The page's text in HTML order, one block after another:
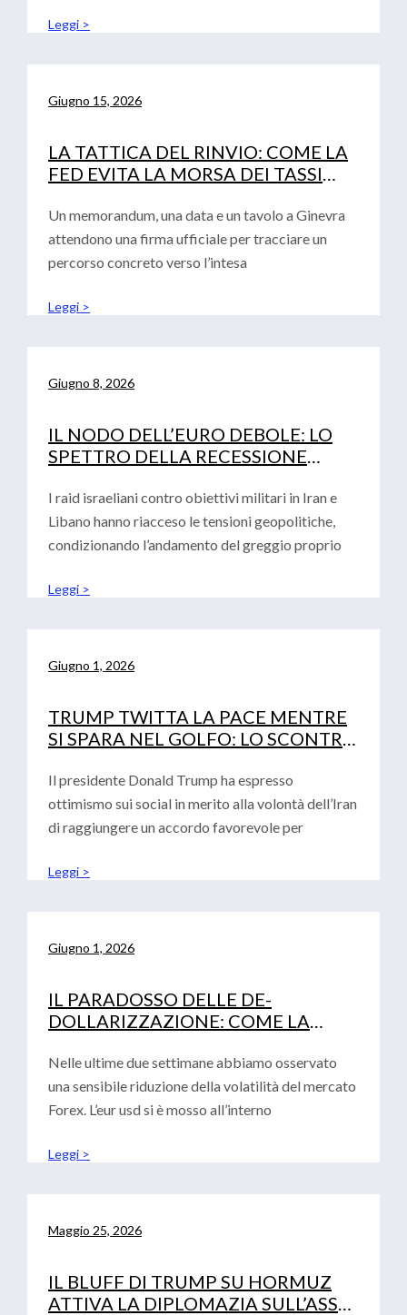
Leggi >
Giugno 15, 2026
LA TATTICA DEL RINVIO: COME LA
FED EVITA LA MORSA DEI TASSI
Un memorandum, una data e un tavolo a Ginevra
attendono una firma ufficiale per tracciare un
percorso concreto verso l’intesa
Leggi >
Giugno 8, 2026
IL NODO DELL’EURO DEBOLE: LO
SPETTRO DELLA RECESSIONE
DI INTERESSE BCE
I raid israeliani contro obiettivi militari in Iran e
Libano hanno riacceso le tensioni geopolitiche,
condizionando l’andamento del greggio proprio
Leggi >
Giugno 1, 2026
TRUMP TWITTA LA PACE MENTRE
SI SPARA NEL GOLFO: LO SCONTRO
DI WARSH
Il presidente Donald Trump ha espresso
ottimismo sui social in merito alla volontà dell’Iran
di raggiungere un accordo favorevole per
Leggi >
Giugno 1, 2026
IL PARADOSSO DELLE DE-
DOLLARIZZAZIONE: COME LA
RAFFORZA IL BIGLIETTO VERDE
Nelle ultime due settimane abbiamo osservato
una sensibile riduzione della volatilità del mercato
Forex. L’eur usd si è mosso all’interno
Leggi >
Maggio 25, 2026
IL BLUFF DI TRUMP SU HORMUZ
ATTIVA LA DIPLOMAZIA SULL’ASSE